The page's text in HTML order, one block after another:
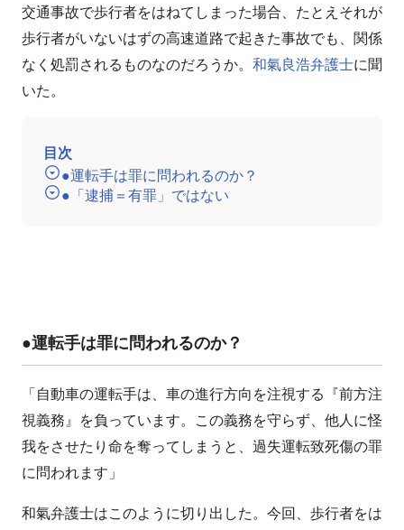
交通事故で歩行者をはねてしまった場合、たとえそれが
歩行者がいないはずの高速道路で起きた事故でも、関係
なく処罰されるものなのだろうか。 和氣良浩弁護士に聞
いた。
目次
●運転手は罪に問われるのか？
●「逮捕＝有罪」ではない
●運転手は罪に問われるのか？
「自動車の運転手は、車の進行方向を注視する『前方注
視義務』を負っています。この義務を守らず、他人に怪
我をさせたり命を奪ってしまうと、過失運転致死傷の罪
に問われます」
和氣弁護士はこのように切り出した。今回、歩行者をは